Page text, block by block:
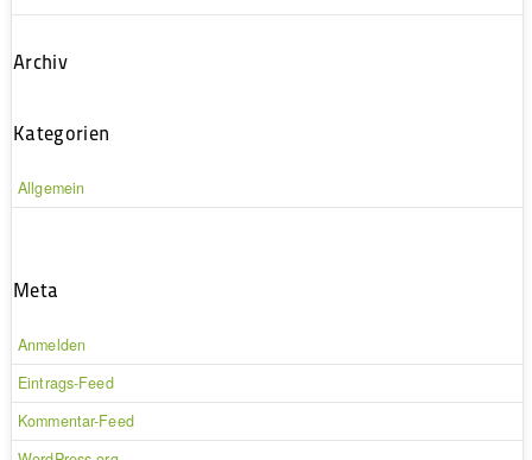
Archiv
Kategorien
Allgemein
Meta
Anmelden
Eintrags-Feed
Kommentar-Feed